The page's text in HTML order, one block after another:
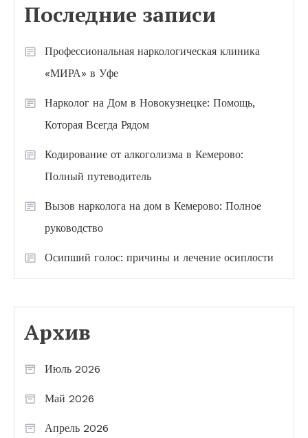
Последние записи
Профессиональная наркологическая клиника
«МИРА» в Уфе
Нарколог на Дом в Новокузнецке: Помощь,
Которая Всегда Рядом
Кодирование от алкоголизма в Кемерово:
Полный путеводитель
Вызов нарколога на дом в Кемерово: Полное
руководство
Осипший голос: причины и лечение осиплости
Архив
Июль 2026
Май 2026
Апрель 2026